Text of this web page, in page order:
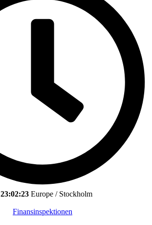
23:02:23 Europe / Stockholm
Finansinspektionen